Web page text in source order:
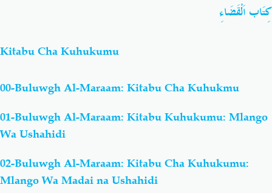
كِتَاب اَلْقَضَاءِ
Kitabu Cha Kuhukumu
00-Buluwgh Al-Maraam: Kitabu Cha Kuhukmu
01-Buluwgh Al-Maraam: Kitabu Kuhukumu: Mlango
Wa Ushahidi
02-Buluwgh Al-Maraam: Kitabu Cha Kuhukumu:
Mlango Wa Madai na Ushahidi